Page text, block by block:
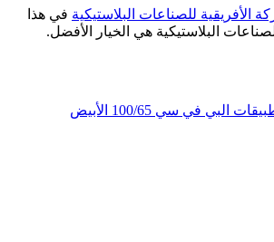
الأفريقية للصناعات البلاستيكية في هذا
البلاستيكية هي الخيار الأفضل.
البي في سي 100/65 الأبيض